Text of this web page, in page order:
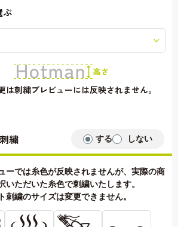
ぶ
は刺繍プレビューには反映されません。
繍 する しない
ーでは糸色が反映されませんが、実際の商
いただいた糸色で刺繍いたします。
刺繍のサイズは変更できません。